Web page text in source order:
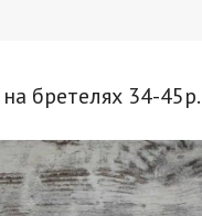
бретелях 34-45р.